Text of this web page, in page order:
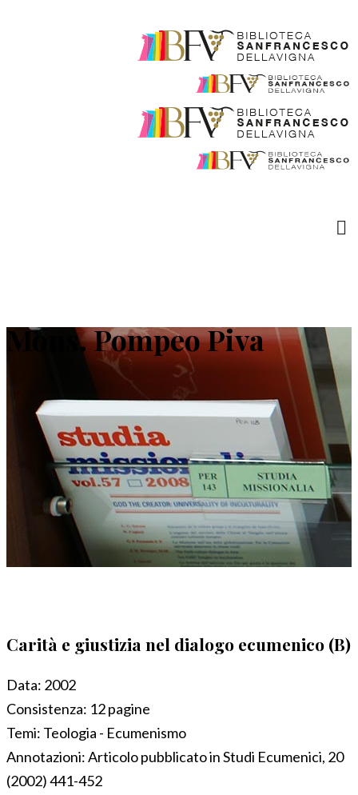
Mons. Pompeo Piva
Carità e giustizia nel dialogo ecumenico (B)
Data: 2002
Consistenza: 12 pagine
Temi: Teologia - Ecumenismo
Annotazioni:Articolo pubblicato in Studi Ecumenici, 20
(2002) 441-452